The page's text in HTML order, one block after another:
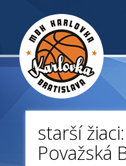
starší
Považská